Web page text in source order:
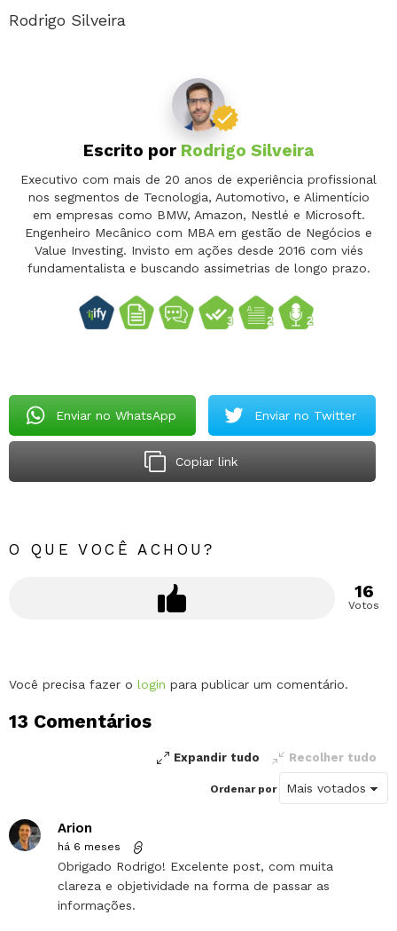
Rodrigo Silveira
Escrito por Rodrigo Silveira
Executivo com mais de 20 anos de experiência profissional
nos segmentos de Tecnologia, Automotivo, e Alimentício
em empresas como BMW, Amazon, Nestlé e Microsoft.
Engenheiro Mecânico com MBA em gestão de Negócios e
Value Investing. Invisto em ações desde 2016 com viés
fundamentalista e buscando assimetrias de longo prazo.
Enviar no WhatsApp Enviar no Twitter
Copiar link
O QUE VOCÊ ACHOU?
16
Votos
Deixe
comentário
Você precisa fazer o login para publicar um comentário.
13 Comentários
Expandir tudo Recolher tudo
Ordenar por
Arion
há 6 meses
Obrigado Rodrigo! Excelente post, com muita
clareza e objetividade na forma de passar as
informações.